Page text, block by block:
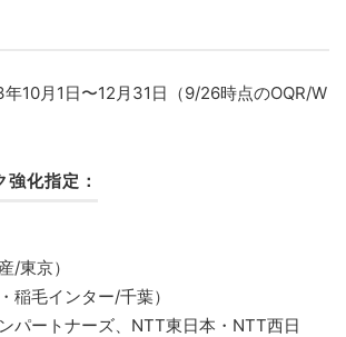
10月1日〜12月31日（9/26時点のOQR/W
化指定：
/東京）
稲毛インター/千葉）
パートナーズ、NTT東日本・NTT西日